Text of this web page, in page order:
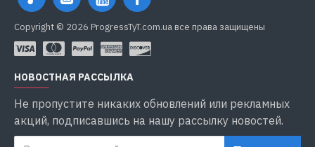
Copyright © 2026 ProgressTyT.com.ua все права защищены
НОВОСТНАЯ РАССЫЛКА
Не пропустите никаких обновлений или рекламных
акций, подписавшись на нашу рассылку новостей.